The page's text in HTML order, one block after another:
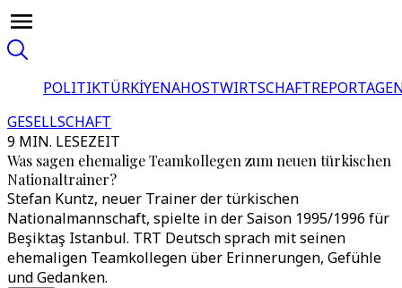
POLITIKTÜRKİYENAHOSTWIRTSCHAFT
GESELLSCHAFT
9 MIN. LESEZEIT
Was sagen ehemalige Teamkollegen zum neuen türkischen
Nationaltrainer?
Stefan Kuntz, neuer Trainer der türkischen
Nationalmannschaft, spielte in der Saison 1995/1996 für
Beşiktaş Istanbul. TRT Deutsch sprach mit seinen
ehemaligen Teamkollegen über Erinnerungen, Gefühle
und Gedanken.